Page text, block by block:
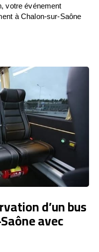
votre événement
à Chalon-sur-Saône
d’un bus
avec